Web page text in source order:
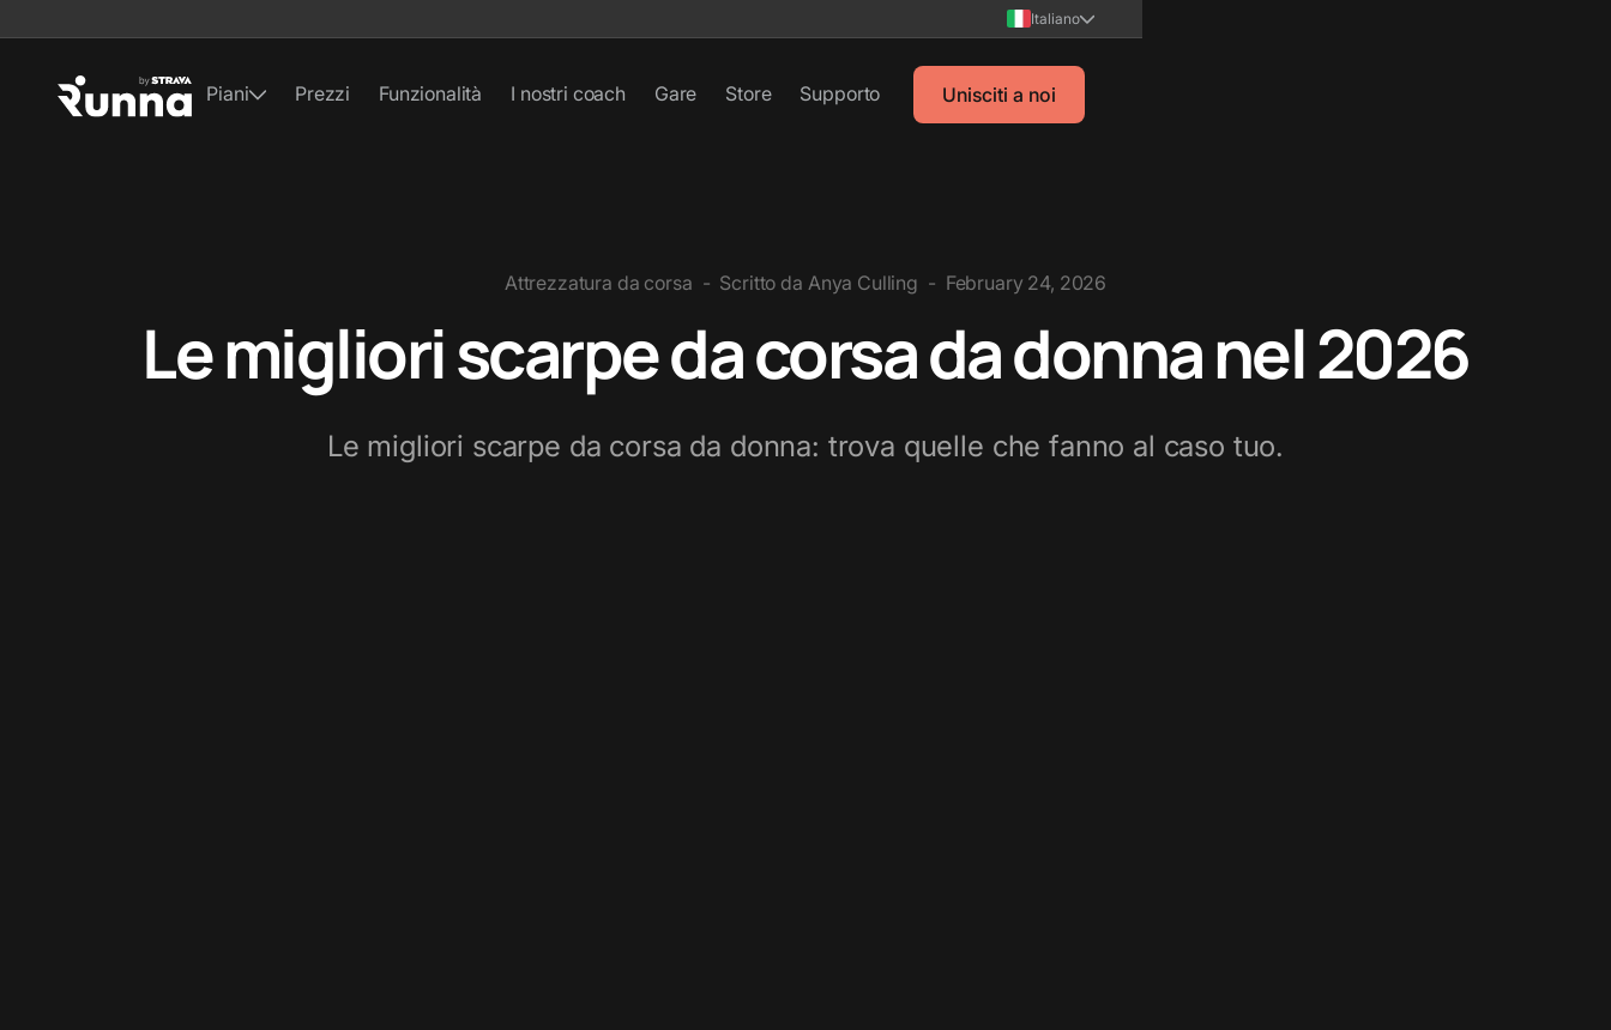
Italiano
Piani Prezzi Funzionalità I nostri coach Gare Store Supporto Unisciti a noi
Attrezzatura da corsa - Scritto da Anya Culling - February 24, 2026
Le migliori scarpe da corsa da donna nel 2026
Le migliori scarpe da corsa da donna: trova quelle che fanno al caso tuo.